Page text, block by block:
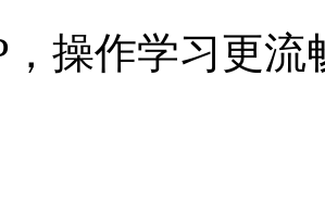
，操作学习更流